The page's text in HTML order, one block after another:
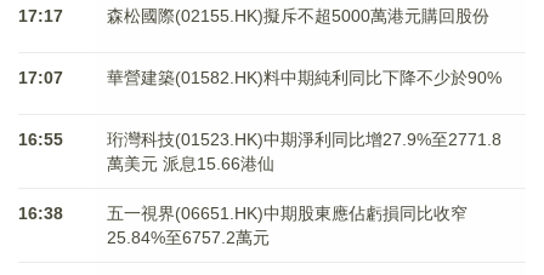
17:17 森松國際(02155.HK)擬斥不超5000萬港元購回股份
17:07 華營建築(01582.HK)料中期純利同比下降不少於90%
16:55
珩灣科技(01523.HK)中期淨利同比增27.9%至2771.8
萬美元 派息15.66港仙
16:38
五一視界(06651.HK)中期股東應佔虧損同比收窄
25.84%至6757.2萬元